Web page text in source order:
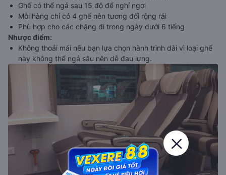
Ghế có thể ngả sau 15 độ để nghỉ ngơi
Mỗi hàng chỉ có 4 ghế nên tương đối rộng rãi
Phù hợp cho các chặng đi trong ngày dưới 6 tiếng
Nhược điểm:
Không thoải mái nếu bạn lựa chọn hành trình dài vì loại ghế
này không thể ngả sâu nên dễ đau lưng.